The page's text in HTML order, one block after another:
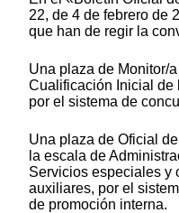
22, de 4 de febrero de
que han de regir la
Una plaza de Monitor/
Cualificación Inicial de
por el sistema de
Una plaza de Oficial
la escala de
Servicios especiales y
auxiliares, por el
de promoción interna.